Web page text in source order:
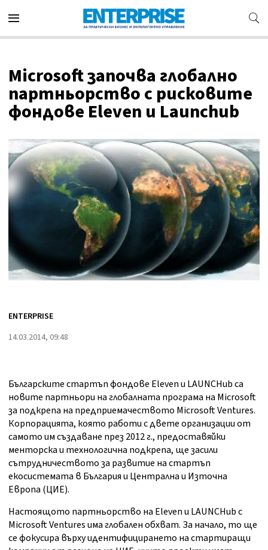
Microsoft започва глобално
партньорство с рисковите
фондове Eleven и Launchub
ENTERPRISE
14.03.2014, 09:48
Българските стартъп фондове Eleven и LAUNCHub са
новите партньори на глобалната програма на Microsoft
за подкрепа на предприемачеството Microsoft Ventures.
Корпорацията, която работи с двете организации от
самото им създаване през 2012 г., предоставяйки
менторска и технологична подкрепа, ще засили
сътрудничеството за развитие на стартъп
екосистемата в България и Централна и Източна
Европа (ЦИЕ).
Настоящото партньорство на Eleven и LAUNCHub с
Microsoft Ventures има глобален обхват. За начало, то ще
се фокусира върху идентифицирането на стартиращи